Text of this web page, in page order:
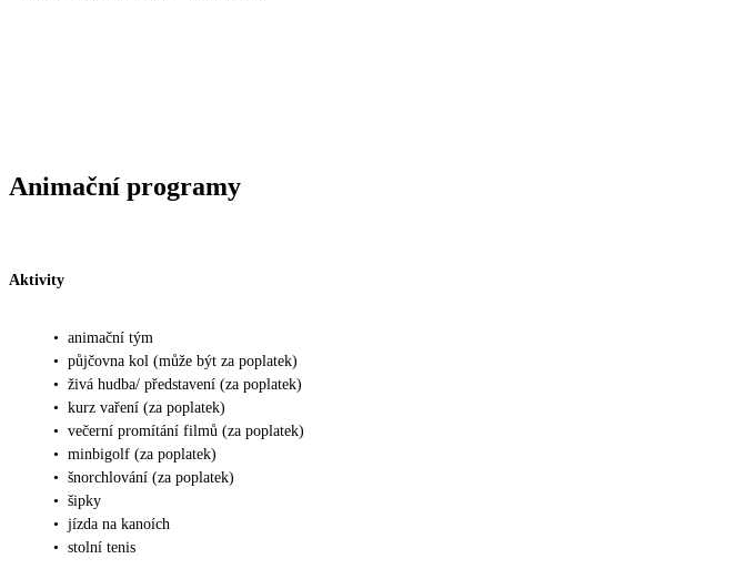
Animační programy
Aktivity
• animační tým
• půjčovna kol (může být za poplatek)
• živá hudba/ představení (za poplatek)
• kurz vaření (za poplatek)
• večerní promítání filmů (za poplatek)
• minbigolf (za poplatek)
• šnorchlování (za poplatek)
• šipky
• jízda na kanoích
• stolní tenis